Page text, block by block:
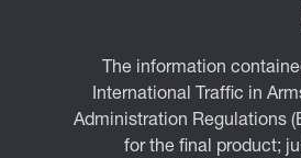
The information
International Traffic in
Administration Regulations
for the final product;